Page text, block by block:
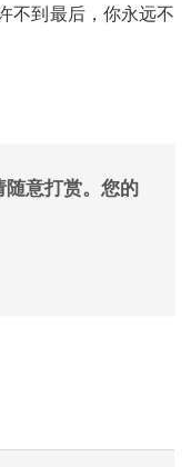
不到最后，你永远不
随意打赏。您的